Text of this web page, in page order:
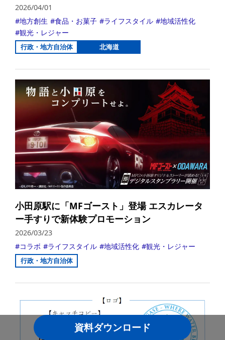
資料ダウンロード
2026/04/01
地方創生
食品・お菓子 ライフスタイル
地域活性化
観光・レジャー
行政・地方自治体 北海道
小田原駅に「MFゴースト」登場 エスカレータ
ー手すりで新体験プロモーション
2026/03/23
コラボ
ライフスタイル 地域活性化 観光・レジャー
行政・地方自治体